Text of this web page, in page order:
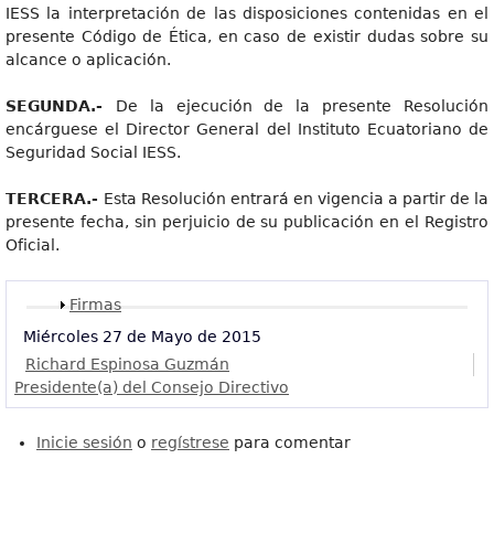
IESS la interpretación de las disposiciones contenidas en el
presente Código de Ética, en caso de existir dudas sobre su
alcance o aplicación.
SEGUNDA.- De la ejecución de la presente Resolución
encárguese el Director General del Instituto Ecuatoriano de
Seguridad Social IESS.
TERCERA.- Esta Resolución entrará en vigencia a partir de la
presente fecha, sin perjuicio de su publicación en el Registro
Oficial.
Mostrar
Firmas
Miércoles 27 de Mayo de 2015
Richard Espinosa Guzmán
Presidente(a) del Consejo Directivo
Inicie sesión o regístrese para comentar